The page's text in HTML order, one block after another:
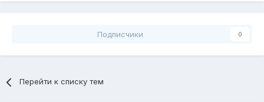
Подписчики 0
Перейти к списку тем